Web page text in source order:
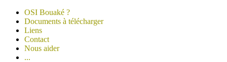
OSI Bouaké ?
Documents à télécharger
Liens
Contact
Nous aider
...